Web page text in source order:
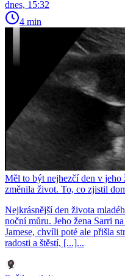
dnes, 15:32
4 min
Měl to být nejhezčí den v jeho
změnila život. To, co zjistil
Nejkrásnější den života
noční můru. Jeho žena Sarri
Jamese, chvíli poté ale přišla
radosti a štěstí, [...]...